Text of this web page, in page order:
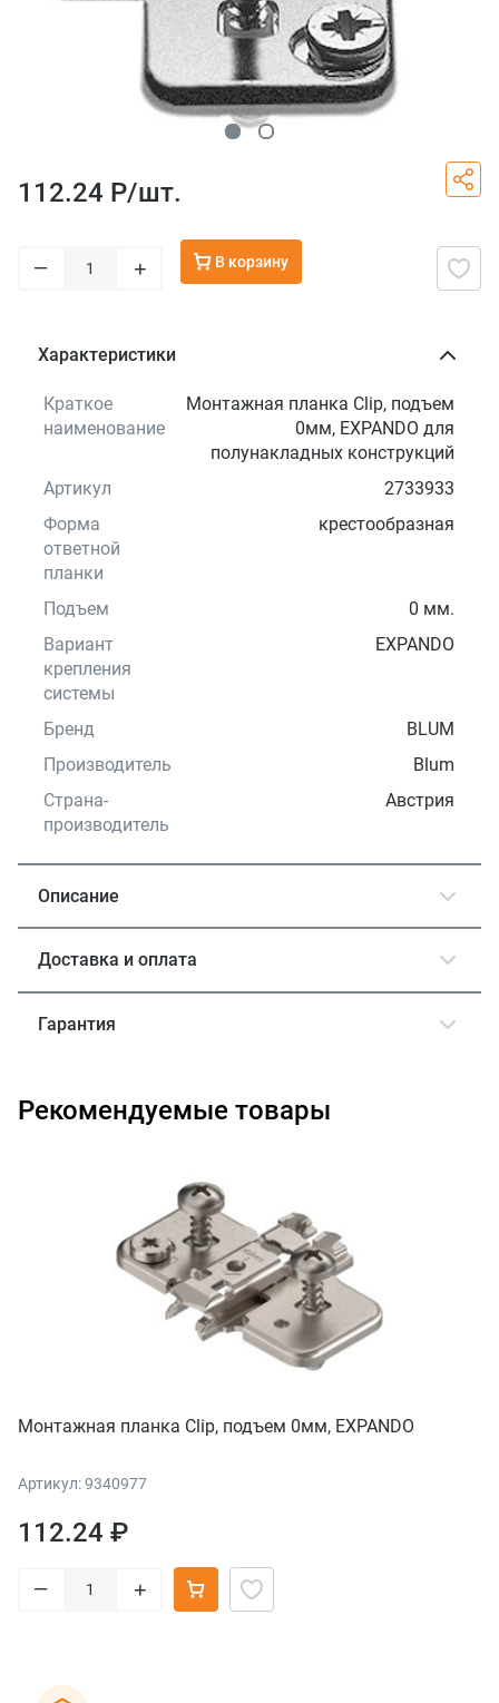
112.24 Р/шт.
– + В корзину
Характеристики
Краткое
наименование
Монтажная планка Clip, подъем
0мм, EXPANDO для
полунакладных конструкций
Артикул
2733933
Форма
ответной
планки
крестообразная
Подъем
0 мм.
Вариант
крепления
системы
EXPANDO
Бренд
BLUM
Производитель
Blum
Страна-
производитель
Австрия
Описание
Доставка и оплата
Гарантия
Рекомендуемые товары
Монтажная планка Clip, подъем 0мм, EXPANDO
Артикул: 9340977
112.24 ₽
– +